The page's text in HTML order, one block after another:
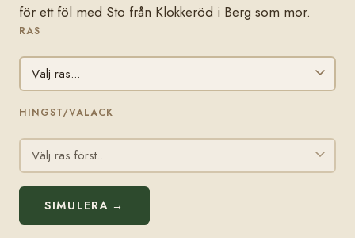
för ett föl med Sto från Klokkeröd i Berg som mor.
RAS
HINGST/VALACK
SIMULERA →